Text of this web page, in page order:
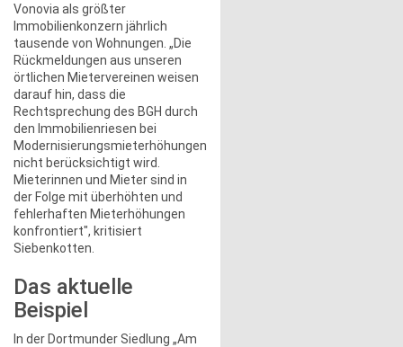
Vonovia als größter
Immobilienkonzern jährlich
tausende von Wohnungen. „Die
Rückmeldungen aus unseren
örtlichen Mietervereinen weisen
darauf hin, dass die
Rechtsprechung des BGH durch
den Immobilienriesen bei
Modernisierungsmieterhöhungen
nicht berücksichtigt wird.
Mieterinnen und Mieter sind in
der Folge mit überhöhten und
fehlerhaften Mieterhöhungen
konfrontiert", kritisiert
Siebenkotten.
Das aktuelle
Beispiel
In der Dortmunder Siedlung „Am